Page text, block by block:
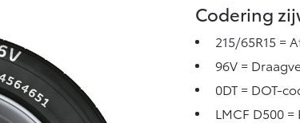
Codering
215/65R15 =
96V =
0DT = DOT-
LMCF D500